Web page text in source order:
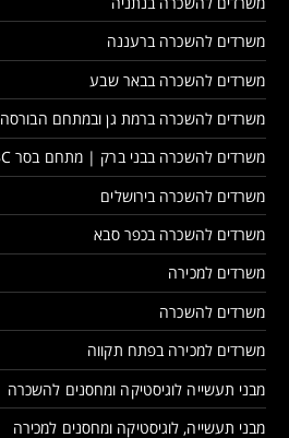
משרדים להשכרה ברעננה
משרדים להשכרה בבאר שבע
משרדים להשכרה ברמת גן ובמתחם הבורסה
משרדים להשכרה בבני ברק | מתחם בסר BBC
משרדים להשכרה בירושלים
משרדים להשכרה בכפר סבא
משרדים למכירה
משרדים להשכרה
משרדים למכירה בפתח תקווה
מבני תעשייה לוגיסטיקה ומחסנים להשכרה
מבני תעשייה, לוגיסטיקה ומחסנים למכירה